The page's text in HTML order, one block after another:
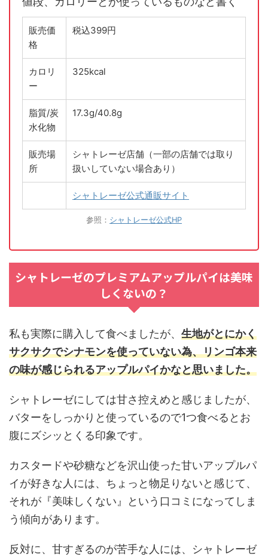
販売価
格
税込399円
カロリ
ー
325kcal
脂質/炭
水化物
17.3g/40.8g
販売場
所
シャトレーゼ店舗（一部の店舗では取り
扱いしていない場合あり）
シャトレーゼ公式通販サイト
参照： シャトレーゼ公式HP
シャトレーゼのプレミアムアップルパイは美味
しくないの？
私も実際に購入して食べましたが、 生地がとにかく
サクサクでシナモンを使っていない為、リンゴ本来
の味が感じられるアップルパイかなと思いました。
シャトレーゼにしては甘さ控えめと感じましたが、
バターをしっかりと使っているので1つ食べるとお
腹にズシッとくる印象です。
カスタードや砂糖などを沢山使った甘いアップルパ
イが好きな人には、ちょっと物足りないと感じて、
それが『美味しくない』という口コミになってしま
う傾向があります。
反対に、甘すぎるのが苦手な人には、シャトレーゼ